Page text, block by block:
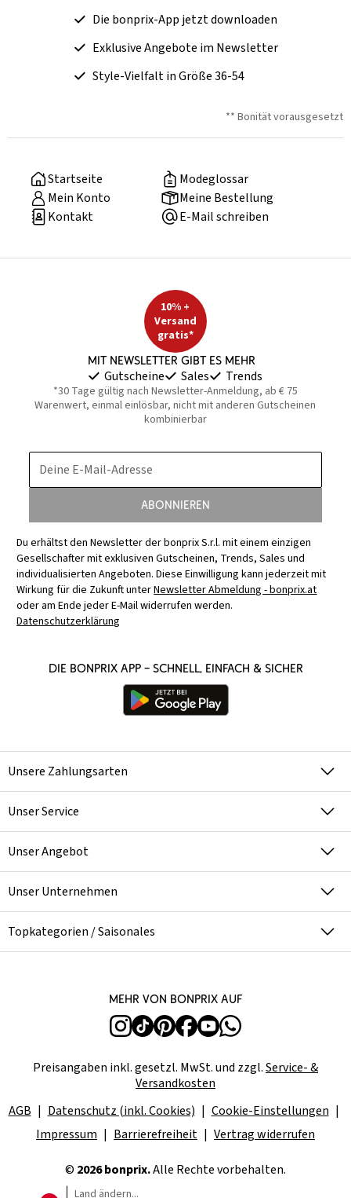
Die bonprix-App jetzt downloaden
Exklusive Angebote im Newsletter
Style-Vielfalt in Größe 36-54
** Bonität vorausgesetzt
Startseite
Modeglossar
Mein Konto
Meine Bestellung
Kontakt
E-Mail schreiben
10% +
Versand
gratis*
Mit Newsletter gibt es mehr
Gutscheine Sales Trends
*30 Tage gültig nach Newsletter-Anmeldung, ab € 75
Warenwert, einmal einlösbar, nicht mit anderen Gutscheinen
kombinierbar
Deine E-Mail-Adresse
Abonnieren
Du erhältst den Newsletter der bonprix S.r.l. mit einem einzigen
Gesellschafter mit exklusiven Gutscheinen, Trends, Sales und
individualisierten Angeboten. Diese Einwilligung kann jederzeit mit
Wirkung für die Zukunft unterNewsletter Abmeldung - bonprix.at
oder am Ende jeder E-Mail widerrufen werden.
Datenschutzerklärung
Die bonprix App – schnell, einfach & sicher
Unsere Zahlungsarten
Unser Service
Unser Angebot
Unser Unternehmen
Topkategorien / Saisonales
Mehr von bonprix auf
Preisangaben inkl. gesetzl. MwSt. und zzgl.Service- &
Versandkosten
AGB
Datenschutz (inkl. Cookies)
Cookie-Einstellungen
Impressum
Barrierefreiheit Vertrag widerrufen
© 2026 bonprix.Alle Rechte vorbehalten.
Land ändern...